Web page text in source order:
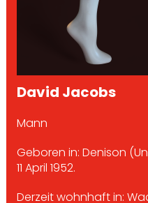
David Jacobs
Mann
Geboren in: Denison
11 April 1952.
Derzeit wohnhaft in: